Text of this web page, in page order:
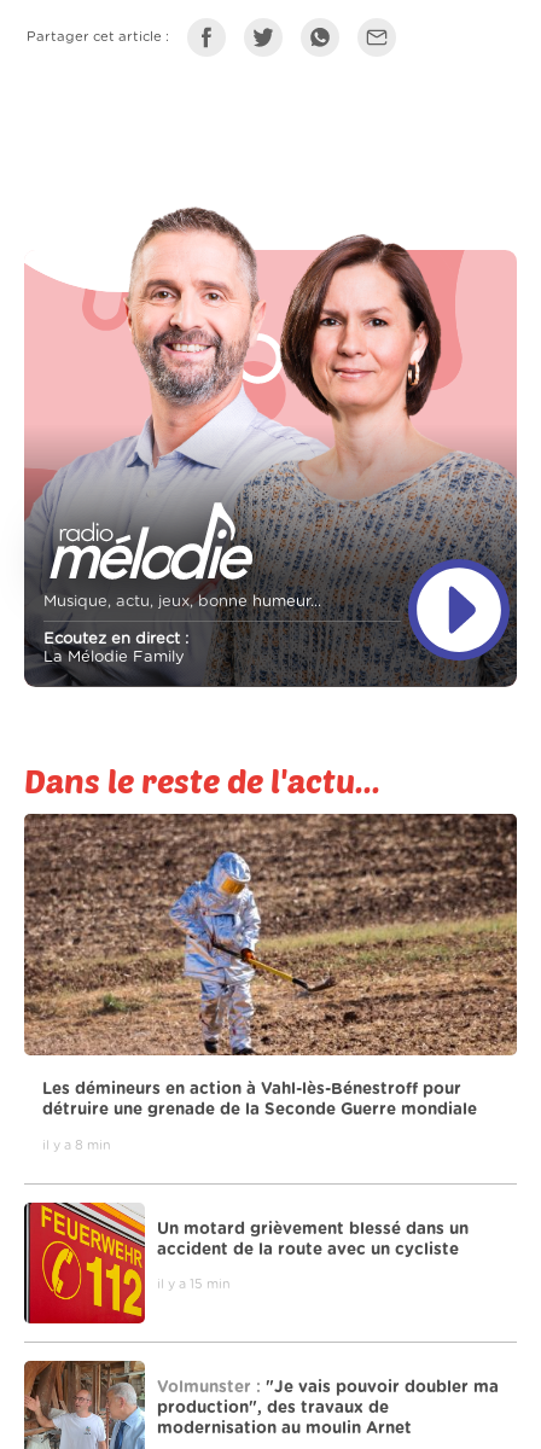
Partager cet article :
Musique, actu, jeux, bonne humeur...
Ecoutez en direct :
La Mélodie Family
Dans le reste de l'actu...
Les démineurs en action à Vahl-lès-Bénestroff pour
détruire une grenade de la Seconde Guerre mondiale
il y a 8 min
Un motard grièvement blessé dans un
accident de la route avec un cycliste
il y a 15 min
Volmunster : "Je vais pouvoir doubler ma
production", des travaux de
modernisation au moulin Arnet